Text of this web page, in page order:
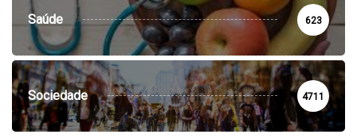
Saúde 623
Sociedade 4711